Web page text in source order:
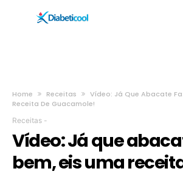
Home Receitas
Vídeo: Já Que Abacate
Receita De Guacamole!
Receitas -
Vídeo: Já que
bem, eis uma